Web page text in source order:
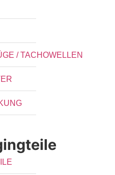
/ TACHOWELLEN